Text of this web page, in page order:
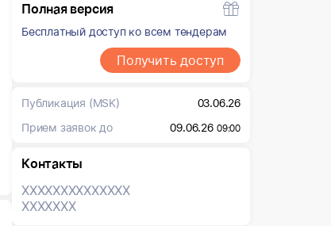
Полная версия
Бесплатный доступ ко всем тендерам
Получить доступ
Публикация (MSK)
03.06.26
Прием заявок до
09.06.26 09:00
Контакты
XXXXXXXXXXXXXX
XXXXXXX